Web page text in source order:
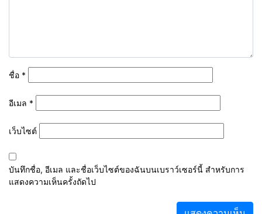
ชื่อ *
อีเมล *
เว็บไซต์
บันทึกชื่อ, อีเมล และชื่อเว็บไซต์ของฉันบนเบราว์เซอร์นี้ สำหรับการ
แสดงความเห็นครั้งถัดไป